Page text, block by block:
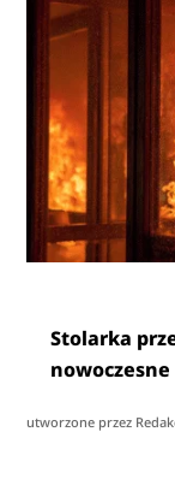
Stolarka
utworzone przez